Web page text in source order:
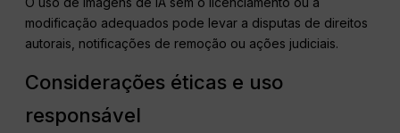
modificação adequados pode levar a disputas de direitos
autorais, notificações de remoção ou ações judiciais.
Considerações éticas e uso
responsável